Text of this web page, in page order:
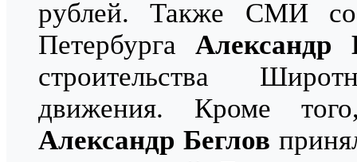
рублей. Также СМИ
ПетербургаАлександр
строительства
движения. Кроме
Александр Беглов